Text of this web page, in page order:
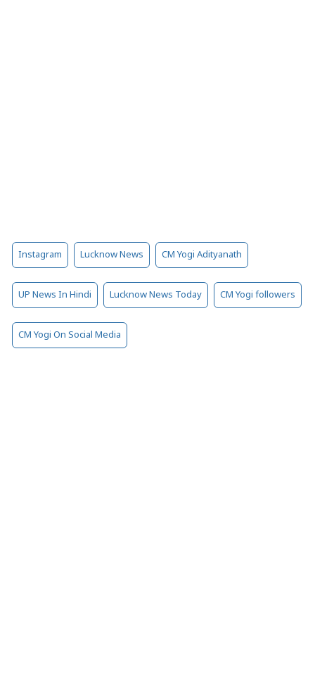
Instagram Lucknow News CM Yogi Adityanath
UP News In Hindi Lucknow News Today CM Yogi followers
CM Yogi On Social Media